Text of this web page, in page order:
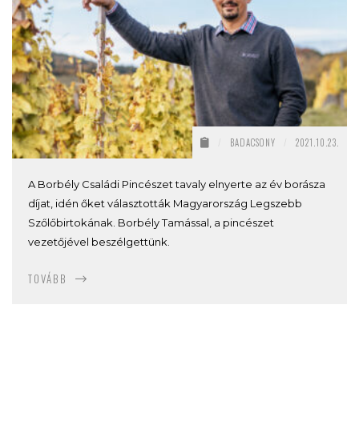
BADACSONY 2021.10.23.
A Borbély Családi Pincészet tavaly elnyerte az év borásza
díjat, idén őket választották Magyarország Legszebb
Szőlőbirtokának. Borbély Tamással, a pincészet
vezetőjével beszélgettünk.
TOVÁBB